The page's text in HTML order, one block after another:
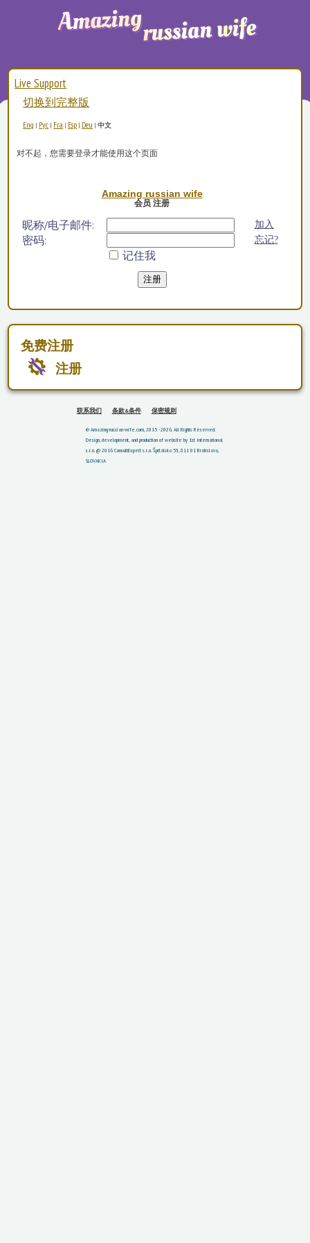
Live Support
切换到完整版
Eng | Рус | Fra | Esp | Deu |中文
对不起，您需要登录才能使用这个页面
Amazing russian wife
会员 注册
昵称/电子邮件: 加入
密码: 忘记?
记住我
免费注册
注册
联系我们 条款&条件 保密规则
© Amazing-russian-wife.com, 2015 - 2026. All Rights Reserved.
Design, development, and production of website by 1st International
s.r.o. @ 2016ConsultExpert s.r.o. Špitálska 53, 811 01 Bratislava,
SLOVAKIA